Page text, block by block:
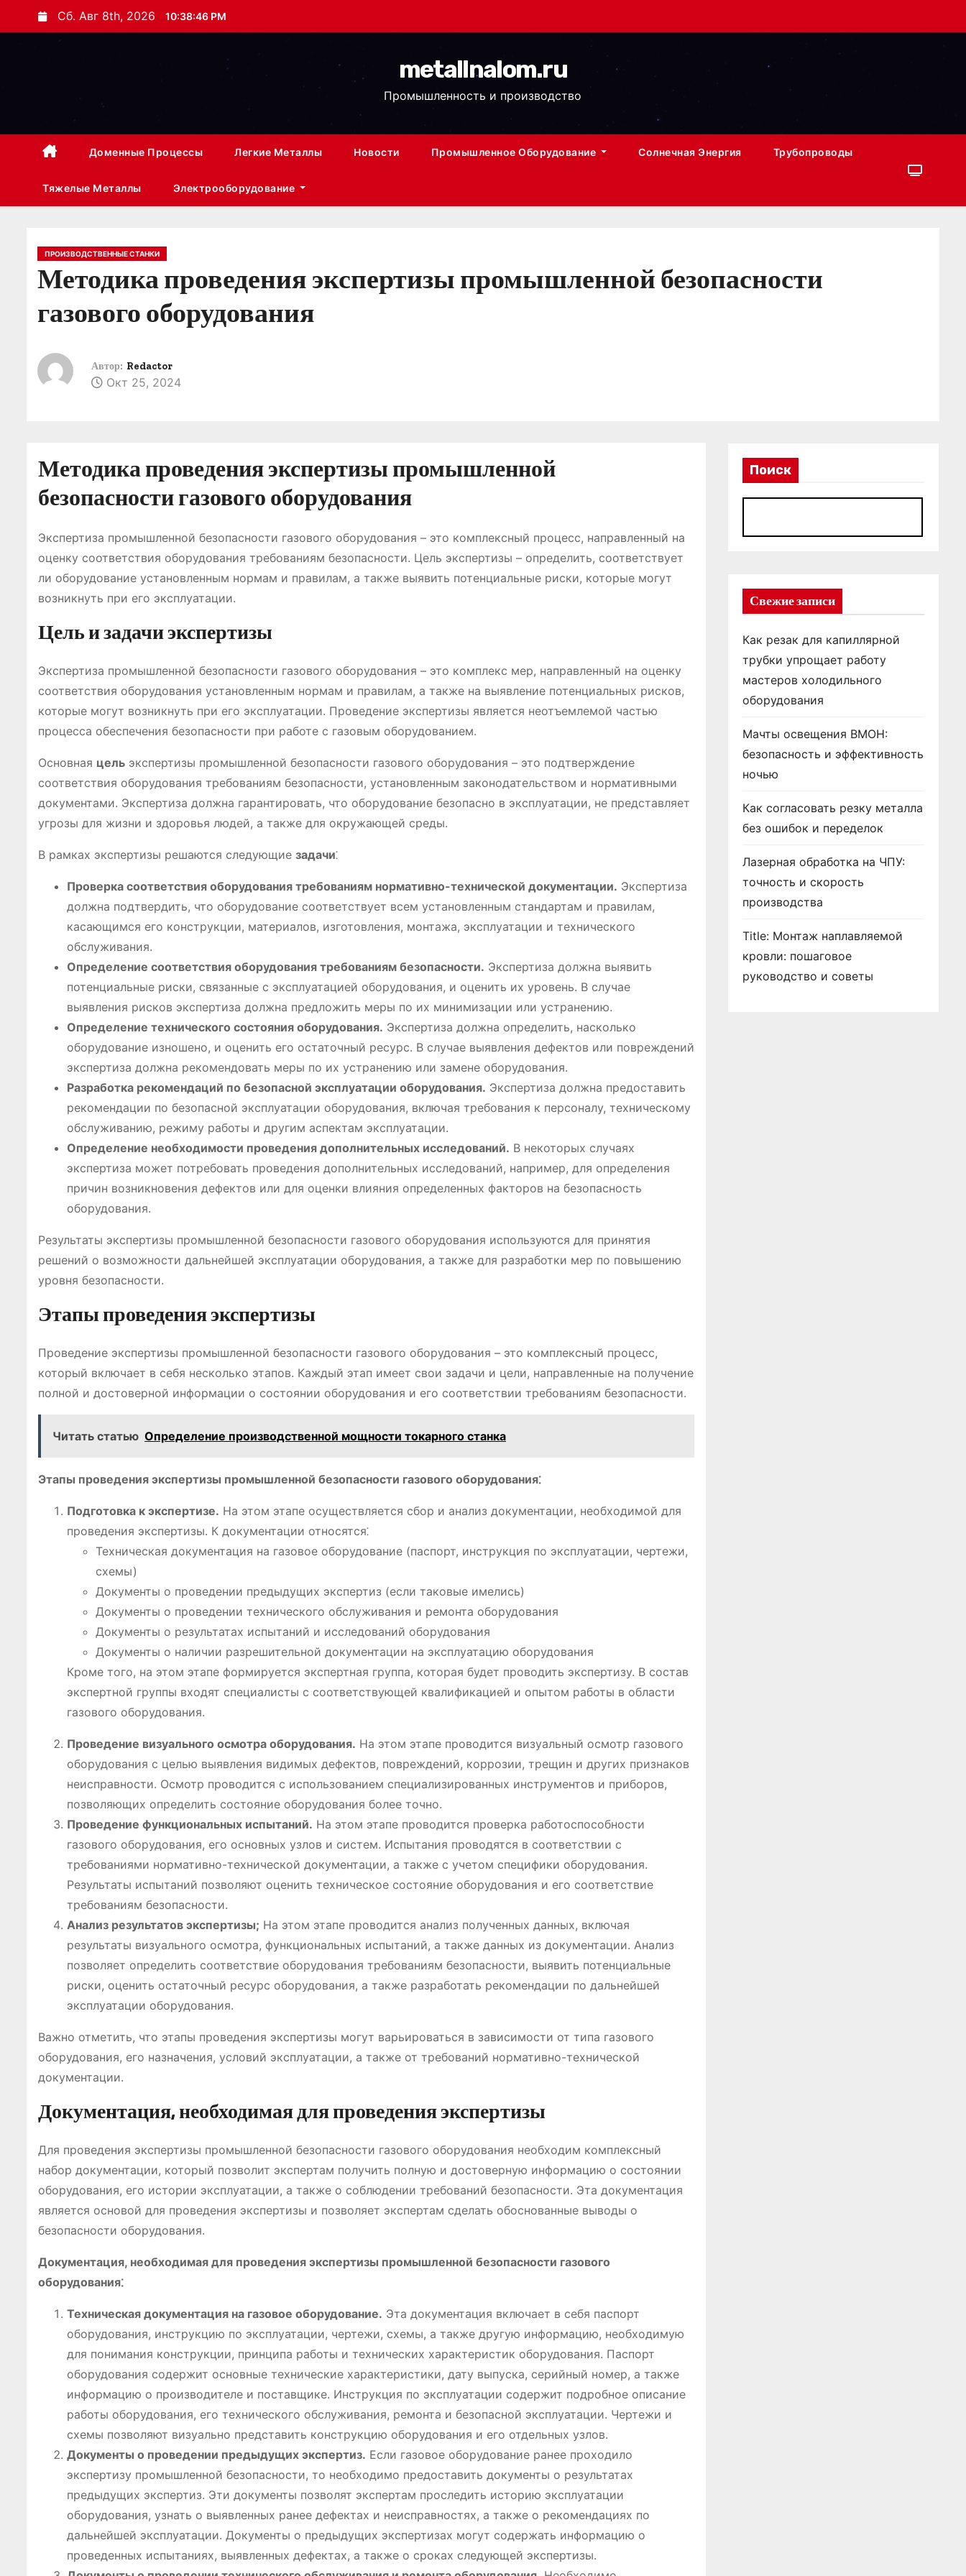
е
д
Сб. Авг 8th, 2026 10:38:47 PM
metallnalom.ru
Промышленность и производство
Доменные Процессы Легкие Металлы Новости Промышленное Оборудование Солнечная Энергия Трубопроводы
Тяжелые Металлы Электрооборудование
ПРОИЗВОДСТВЕННЫЕ СТАНКИ
Методика проведения экспертизы промышленной безопасности
газового оборудования
Автор: Redactor
Окт 25, 2024
Методика проведения экспертизы промышленной
безопасности газового оборудования
Экспертиза промышленной безопасности газового оборудования – это комплексный процесс, направленный на
оценку соответствия оборудования требованиям безопасности. Цель экспертизы – определить, соответствует
ли оборудование установленным нормам и правилам, а также выявить потенциальные риски, которые могут
возникнуть при его эксплуатации.
Цель и задачи экспертизы
Экспертиза промышленной безопасности газового оборудования – это комплекс мер, направленный на оценку
соответствия оборудования установленным нормам и правилам, а также на выявление потенциальных рисков,
которые могут возникнуть при его эксплуатации. Проведение экспертизы является неотъемлемой частью
процесса обеспечения безопасности при работе с газовым оборудованием.
Основная цель экспертизы промышленной безопасности газового оборудования – это подтверждение
соответствия оборудования требованиям безопасности, установленным законодательством и нормативными
документами. Экспертиза должна гарантировать, что оборудование безопасно в эксплуатации, не представляет
угрозы для жизни и здоровья людей, а также для окружающей среды.
В рамках экспертизы решаются следующие задачи⁚
Проверка соответствия оборудования требованиям нормативно-технической документации. Экспертиза
должна подтвердить, что оборудование соответствует всем установленным стандартам и правилам,
касающимся его конструкции, материалов, изготовления, монтажа, эксплуатации и технического
обслуживания.
Определение соответствия оборудования требованиям безопасности. Экспертиза должна выявить
потенциальные риски, связанные с эксплуатацией оборудования, и оценить их уровень. В случае
выявления рисков экспертиза должна предложить меры по их минимизации или устранению.
Определение технического состояния оборудования. Экспертиза должна определить, насколько
оборудование изношено, и оценить его остаточный ресурс. В случае выявления дефектов или повреждений
экспертиза должна рекомендовать меры по их устранению или замене оборудования.
Разработка рекомендаций по безопасной эксплуатации оборудования. Экспертиза должна предоставить
рекомендации по безопасной эксплуатации оборудования, включая требования к персоналу, техническому
обслуживанию, режиму работы и другим аспектам эксплуатации.
Определение необходимости проведения дополнительных исследований. В некоторых случаях
экспертиза может потребовать проведения дополнительных исследований, например, для определения
причин возникновения дефектов или для оценки влияния определенных факторов на безопасность
оборудования.
Результаты экспертизы промышленной безопасности газового оборудования используются для принятия
решений о возможности дальнейшей эксплуатации оборудования, а также для разработки мер по повышению
уровня безопасности.
Этапы проведения экспертизы
Проведение экспертизы промышленной безопасности газового оборудования – это комплексный процесс,
который включает в себя несколько этапов. Каждый этап имеет свои задачи и цели, направленные на получение
полной и достоверной информации о состоянии оборудования и его соответствии требованиям безопасности.
Читать статью Определение производственной мощности токарного станка
Этапы проведения экспертизы промышленной безопасности газового оборудования⁚
Подготовка к экспертизе. На этом этапе осуществляется сбор и анализ документации, необходимой для
проведения экспертизы. К документации относятся⁚
Техническая документация на газовое оборудование (паспорт, инструкция по эксплуатации, чертежи,
схемы)
Документы о проведении предыдущих экспертиз (если таковые имелись)
Документы о проведении технического обслуживания и ремонта оборудования
Документы о результатах испытаний и исследований оборудования
Документы о наличии разрешительной документации на эксплуатацию оборудования
Кроме того, на этом этапе формируется экспертная группа, которая будет проводить экспертизу. В состав
экспертной группы входят специалисты с соответствующей квалификацией и опытом работы в области
газового оборудования.
Проведение визуального осмотра оборудования. На этом этапе проводится визуальный осмотр газового
оборудования с целью выявления видимых дефектов, повреждений, коррозии, трещин и других признаков
неисправности. Осмотр проводится с использованием специализированных инструментов и приборов,
позволяющих определить состояние оборудования более точно.
Проведение функциональных испытаний. На этом этапе проводится проверка работоспособности
газового оборудования, его основных узлов и систем. Испытания проводятся в соответствии с
требованиями нормативно-технической документации, а также с учетом специфики оборудования.
Результаты испытаний позволяют оценить техническое состояние оборудования и его соответствие
требованиям безопасности.
Анализ результатов экспертизы; На этом этапе проводится анализ полученных данных, включая
результаты визуального осмотра, функциональных испытаний, а также данных из документации. Анализ
позволяет определить соответствие оборудования требованиям безопасности, выявить потенциальные
риски, оценить остаточный ресурс оборудования, а также разработать рекомендации по дальнейшей
эксплуатации оборудования.
Важно отметить, что этапы проведения экспертизы могут варьироваться в зависимости от типа газового
оборудования, его назначения, условий эксплуатации, а также от требований нормативно-технической
документации.
Документация, необходимая для проведения экспертизы
Для проведения экспертизы промышленной безопасности газового оборудования необходим комплексный
набор документации, который позволит экспертам получить полную и достоверную информацию о состоянии
оборудования, его истории эксплуатации, а также о соблюдении требований безопасности. Эта документация
является основой для проведения экспертизы и позволяет экспертам сделать обоснованные выводы о
безопасности оборудования.
Документация, необходимая для проведения экспертизы промышленной безопасности газового
оборудования⁚
Техническая документация на газовое оборудование. Эта документация включает в себя паспорт
оборудования, инструкцию по эксплуатации, чертежи, схемы, а также другую информацию, необходимую
для понимания конструкции, принципа работы и технических характеристик оборудования. Паспорт
оборудования содержит основные технические характеристики, дату выпуска, серийный номер, а также
информацию о производителе и поставщике. Инструкция по эксплуатации содержит подробное описание
работы оборудования, его технического обслуживания, ремонта и безопасной эксплуатации. Чертежи и
схемы позволяют визуально представить конструкцию оборудования и его отдельных узлов.
Документы о проведении предыдущих экспертиз. Если газовое оборудование ранее проходило
экспертизу промышленной безопасности, то необходимо предоставить документы о результатах
предыдущих экспертиз. Эти документы позволят экспертам проследить историю эксплуатации
оборудования, узнать о выявленных ранее дефектах и неисправностях, а также о рекомендациях по
дальнейшей эксплуатации. Документы о предыдущих экспертизах могут содержать информацию о
проведенных испытаниях, выявленных дефектах, а также о сроках следующей экспертизы.
Поиск
Свежие записи
Как резак для капиллярной
трубки упрощает работу
мастеров холодильного
оборудования
Мачты освещения ВМОН:
безопасность и эффективность
ночью
Как согласовать резку металла
без ошибок и переделок
Лазерная обработка на ЧПУ:
точность и скорость
производства
Title: Монтаж наплавляемой
кровли: пошаговое
руководство и советы